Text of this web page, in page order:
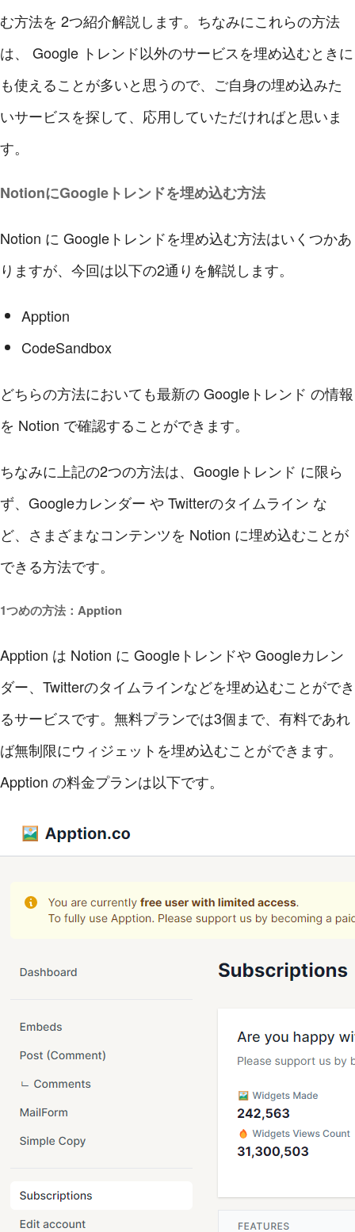
む方法を 2つ紹介解説します。ちなみにこれらの方法
は、 Google トレンド以外のサービスを埋め込むときに
も使えることが多いと思うので、ご自身の埋め込みた
いサービスを探して、応用していただければと思いま
す。
NotionにGoogleトレンドを埋め込む方法
Notion に Googleトレンドを埋め込む方法はいくつかあ
りますが、今回は以下の2通りを解説します。
Apption
CodeSandbox
どちらの方法においても最新の Googleトレンド の情報
を Notion で確認することができます。
ちなみに上記の2つの方法は、Googleトレンド に限ら
ず、Googleカレンダー や Twitterのタイムライン な
ど、さまざまなコンテンツを Notion に埋め込むことが
できる方法です。
1つめの方法：Apption
Apption は Notion に Googleトレンドや Googleカレン
ダー、Twitterのタイムラインなどを埋め込むことができ
るサービスです。無料プランでは3個まで、有料であれ
ば無制限にウィジェットを埋め込むことができます。
Apption の料金プランは以下です。